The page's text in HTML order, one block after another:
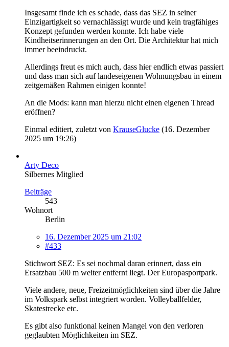
Insgesamt finde ich es schade, dass das SEZ in seiner
Einzigartigkeit so vernachlässigt wurde und kein tragfähiges
Konzept gefunden werden konnte. Ich habe viele
Kindheitserinnerungen an den Ort. Die Architektur hat mich
immer beeindruckt.
Allerdings freut es mich auch, dass hier endlich etwas passiert
und dass man sich auf landeseigenen Wohnungsbau in einem
zeitgemäßen Rahmen einigen konnte!
An die Mods: kann man hierzu nicht einen eigenen Thread
eröffnen?
Einmal editiert, zuletzt von KrauseGlucke (16. Dezember
2025 um 19:26)
Arty Deco
Silbernes Mitglied
Beiträge
543
Wohnort
Berlin
16. Dezember 2025 um 21:02
#433
Stichwort SEZ: Es sei nochmal daran erinnert, dass ein
Ersatzbau 500 m weiter entfernt liegt. Der Europasportpark.
Viele andere, neue, Freizeitmöglichkeiten sind über die Jahre
im Volkspark selbst integriert worden. Volleyballfelder,
Skatestrecke etc.
Es gibt also funktional keinen Mangel von den verloren
geglaubten Möglichkeiten im SEZ.